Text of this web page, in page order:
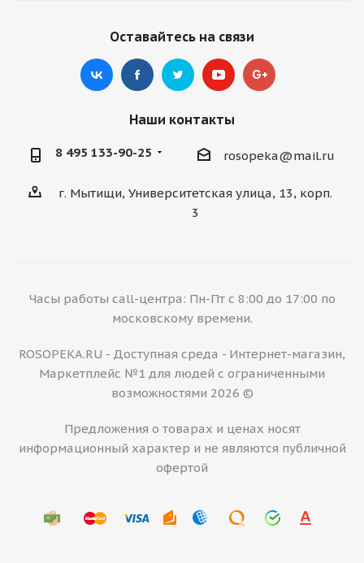
Оставайтесь на связи
Наши контакты
8 495 133-90-25 rosopeka@mail.ru
г. Мытищи, Университетская улица, 13, корп.
3
Часы работы call-центра: Пн-Пт с 8:00 до 17:00 по
московскому времени.
ROSOPEKA.RU - Доступная среда - Интернет-магазин,
Маркетплейс №1 для людей с ограниченными
возможностями 2026 ©
Предложения о товарах и ценах носят
информационный характер и не являются публичной
офертой